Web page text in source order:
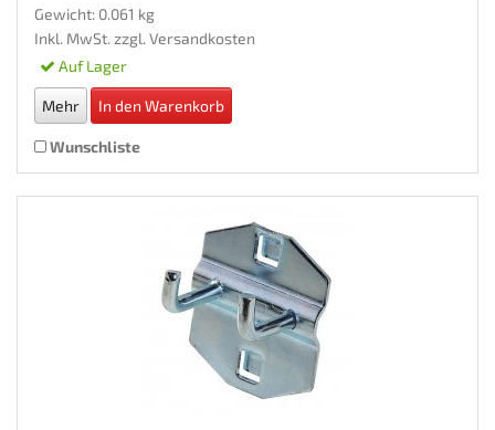
Gewicht: 0.061 kg
Inkl. MwSt. zzgl. Versandkosten
Auf Lager
Mehr In den Warenkorb
Wunschliste